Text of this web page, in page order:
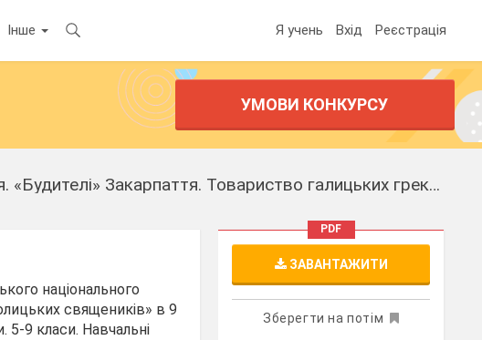
Інше Я учень Вхід Реєстрація
УМОВИ КОНКУРСУ
Презентація "Початок українського національного відродження. «Будителі» Закарпаття. Товариство галицьких греко-католицьких священиків"
національного
священиків» в 9
5-9 класи. Навчальні
PDF
ЗАВАНТАЖИТИ
Зберегти на потім